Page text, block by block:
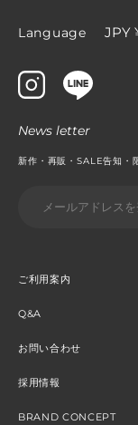
Language
通
JPY
ご利用案内
Q&A
お問い合わせ
採用情報
BRAND CONCEPT
News letter
新作・再販・SALE告知・